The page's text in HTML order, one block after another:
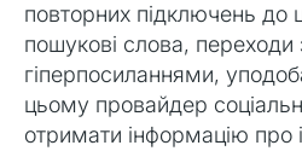
повторних підключень до
пошукові слова, переходи
гіперпосиланнями,
цьому провайдер
отримати інформацію про